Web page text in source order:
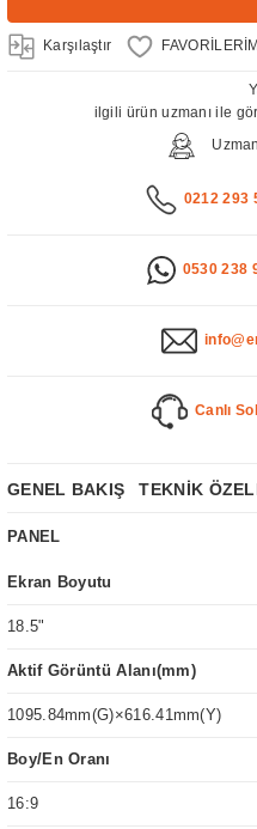
Karşılaştır
ilgili ürün uzmanı ile
0212 293
0530 238
Canlı
GENEL BAKIŞ TEKNİK
PANEL
Ekran Boyutu
18.5"
Aktif Görüntü Alanı(mm)
1095.84mm(G)×616.41mm(Y)
Boy/En Oranı
16:9